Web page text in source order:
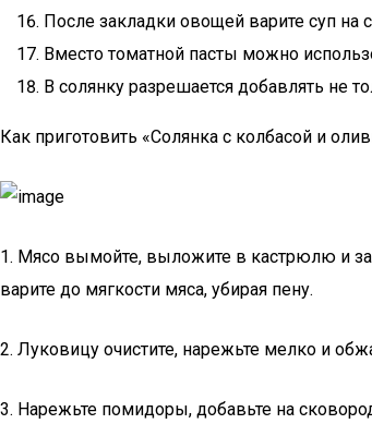
После закладки овощей варите суп на
Вместо томатной пасты можно
В солянку разрешается добавлять не
Как приготовить «Солянка с колбасой и
1. Мясо вымойте, выложите в кастрюлю и
варите до мягкости мяса, убирая пену.
2. Луковицу очистите, нарежьте мелко и
3. Нарежьте помидоры, добавьте на